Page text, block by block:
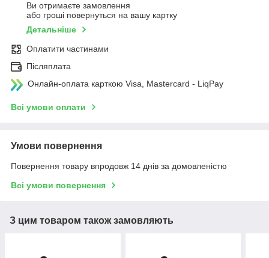
Ви отримаєте замовлення
або гроші повернуться на вашу картку
Детальніше
Оплатити частинами
Післяплата
Онлайн-оплата карткою Visa, Mastercard - LiqPay
Всі умови оплати
Умови повернення
Повернення товару впродовж 14 днів за домовленістю
Всі умови повернення
З цим товаром також замовляють